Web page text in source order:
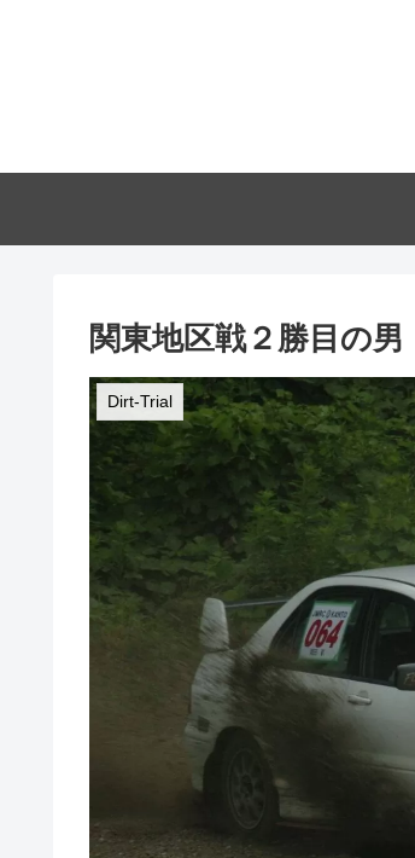
関東地区戦２勝目の男
Dirt-Trial